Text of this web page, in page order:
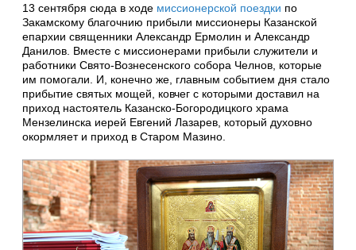
13 сентября сюда в ходе миссионерской поездки по
Закамскому благочнию прибыли миссионеры Казанской
епархии священники Александр Ермолин и Александр
Данилов. Вместе с миссионерами прибыли служители и
работники Свято-Вознесенского собора Челнов, которые
им помогали. И, конечно же, главным событием дня стало
прибытие святых мощей, ковчег с которыми доставил на
приход настоятель Казанско-Богородицкого храма
Мензелинска иерей Евгений Лазарев, который духовно
окормляет и приход в Старом Мазино.